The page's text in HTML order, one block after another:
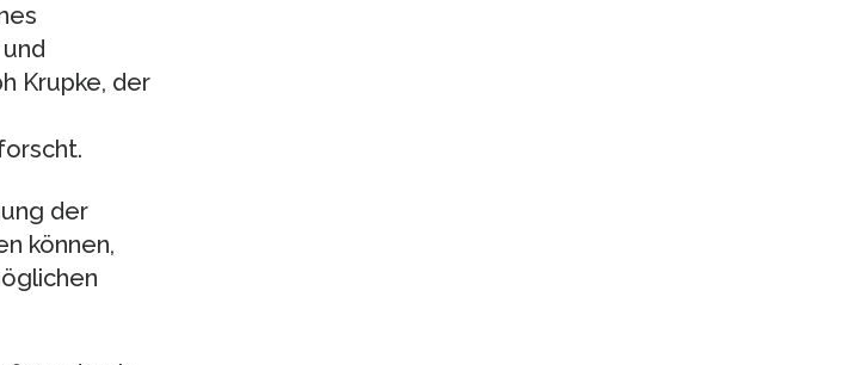
Krupke, der
der
können,